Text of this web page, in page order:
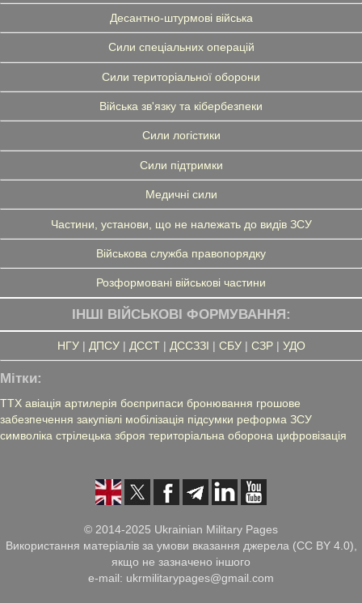
Десантно-штурмові війська
Сили спеціальних операцій
Сили територіальної оборони
Війська зв'язку та кібербезпеки
Сили логістики
Сили підтримки
Медичні сили
Частини, установи, що не належать до видів ЗСУ
Військова служба правопорядку
Розформовані військові частини
ІНШІ ВІЙСЬКОВІ ФОРМУВАННЯ:
НГУ| ДПСУ| ДССТ| ДССЗЗІ | СБУ| СЗР| УДО
Мітки:
ТТХ авіація артилерія боєприпаси бронювання грошове
забезпечення закупівлі мобілізація підсумки реформа ЗСУ
символіка стрілецька зброя територіальна оборона цифровізація
© 2014-2025 Ukrainian Military Pages
Використання матеріалів за умови вказання джерела (CC BY 4.0),
якщо не зазначено іншого
e-mail: ukrmilitarypages@gmail.com